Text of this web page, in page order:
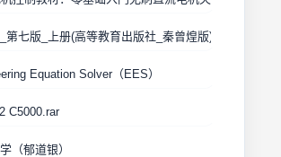
第七版_上册(高等教育出版社_秦曾煌版)
Equation Solver（EES）
C5000.rar
（郁道银）